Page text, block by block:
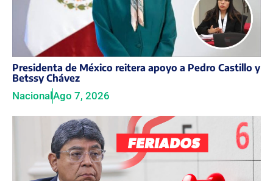
Presidenta de México reitera apoyo a Pedro Castillo y
Betssy Chávez
NacionalAgo 7, 2026